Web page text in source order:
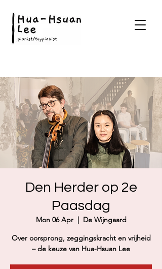
Den Herder op 2e
Paasdag
Mon 06 Apr
  |
De Wijngaard
Over oorsprong, zeggingskracht en vrijheid
– de keuze van Hua-Hsuan Lee